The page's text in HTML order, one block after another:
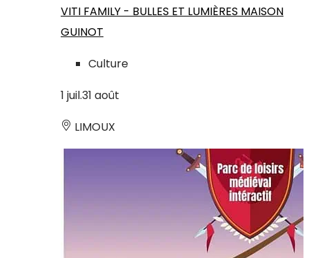
VITI FAMILY - BULLES ET LUMIÈRES MAISON
GUINOT
Culture
1 juil.31 août
LIMOUX